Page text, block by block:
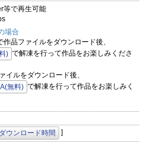
等で再生可能
場合
品ファイルをダウンロード後、
) で解凍を行って作品をお楽しみくださ
イルをダウンロード後、
無料) で解凍を行って作品をお楽しみく
ダウンロード時間
]